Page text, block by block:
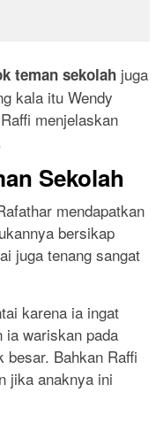
teman sekolah juga
kala itu Wendy
menjelaskan
Sekolah
mendapatkan
bersikap
juga tenang sangat
karena ia ingat
ia wariskan pada
besar. Bahkan Raffi
jika anaknya ini